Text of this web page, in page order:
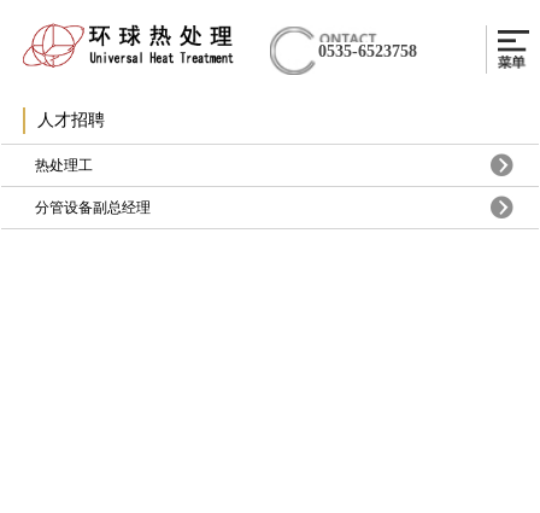
0535-6523758
人才招聘
热处理工
分管设备副总经理